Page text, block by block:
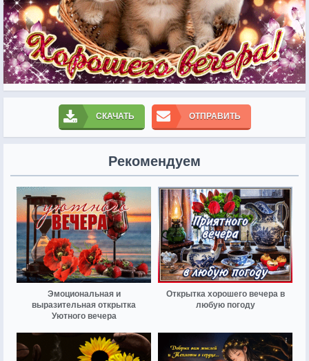
СКАЧАТЬ ОТПРАВИТЬ
Рекомендуем
Эмоциональная и
выразительная открытка
Уютного вечера
Открытка хорошего вечера в
любую погоду